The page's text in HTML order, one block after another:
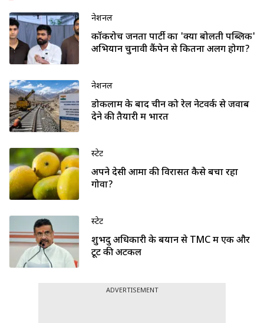
नेशनल
कॉकरोच जनता पार्टी का 'क्या बोलती पब्लिक'
अभियान चुनावी कैंपेन से कितना अलग होगा?
नेशनल
डोकलाम के बाद चीन को रेल नेटवर्क से जवाब
देने की तैयारी में भारत
स्टेट
अपने देसी आमों की विरासत कैसे बचा रहा
गोवा?
स्टेट
शुभेंदु अधिकारी के बयान से TMC में एक और
टूट की अटकलें
ADVERTISEMENT